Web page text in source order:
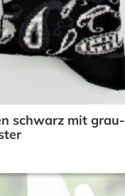
schwarz mit grau-